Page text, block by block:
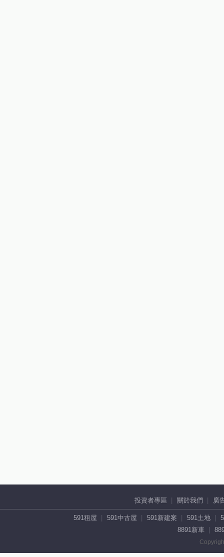
投資者專區 關於我們 廣
591租屋 591中古屋 591新建案 591土地
8891新車